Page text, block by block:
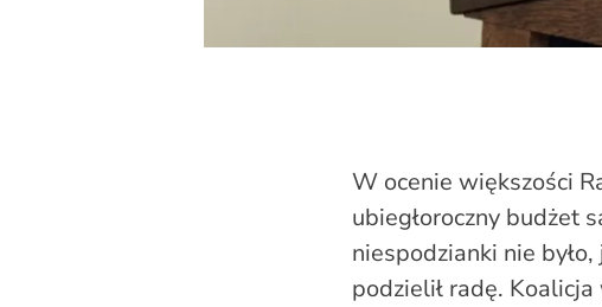
W ocenie większości
ubiegłoroczny budżet
niespodzianki nie
podzielił radę.